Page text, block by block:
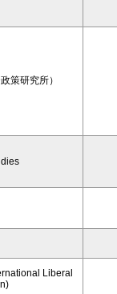
策研究所）
Liberal